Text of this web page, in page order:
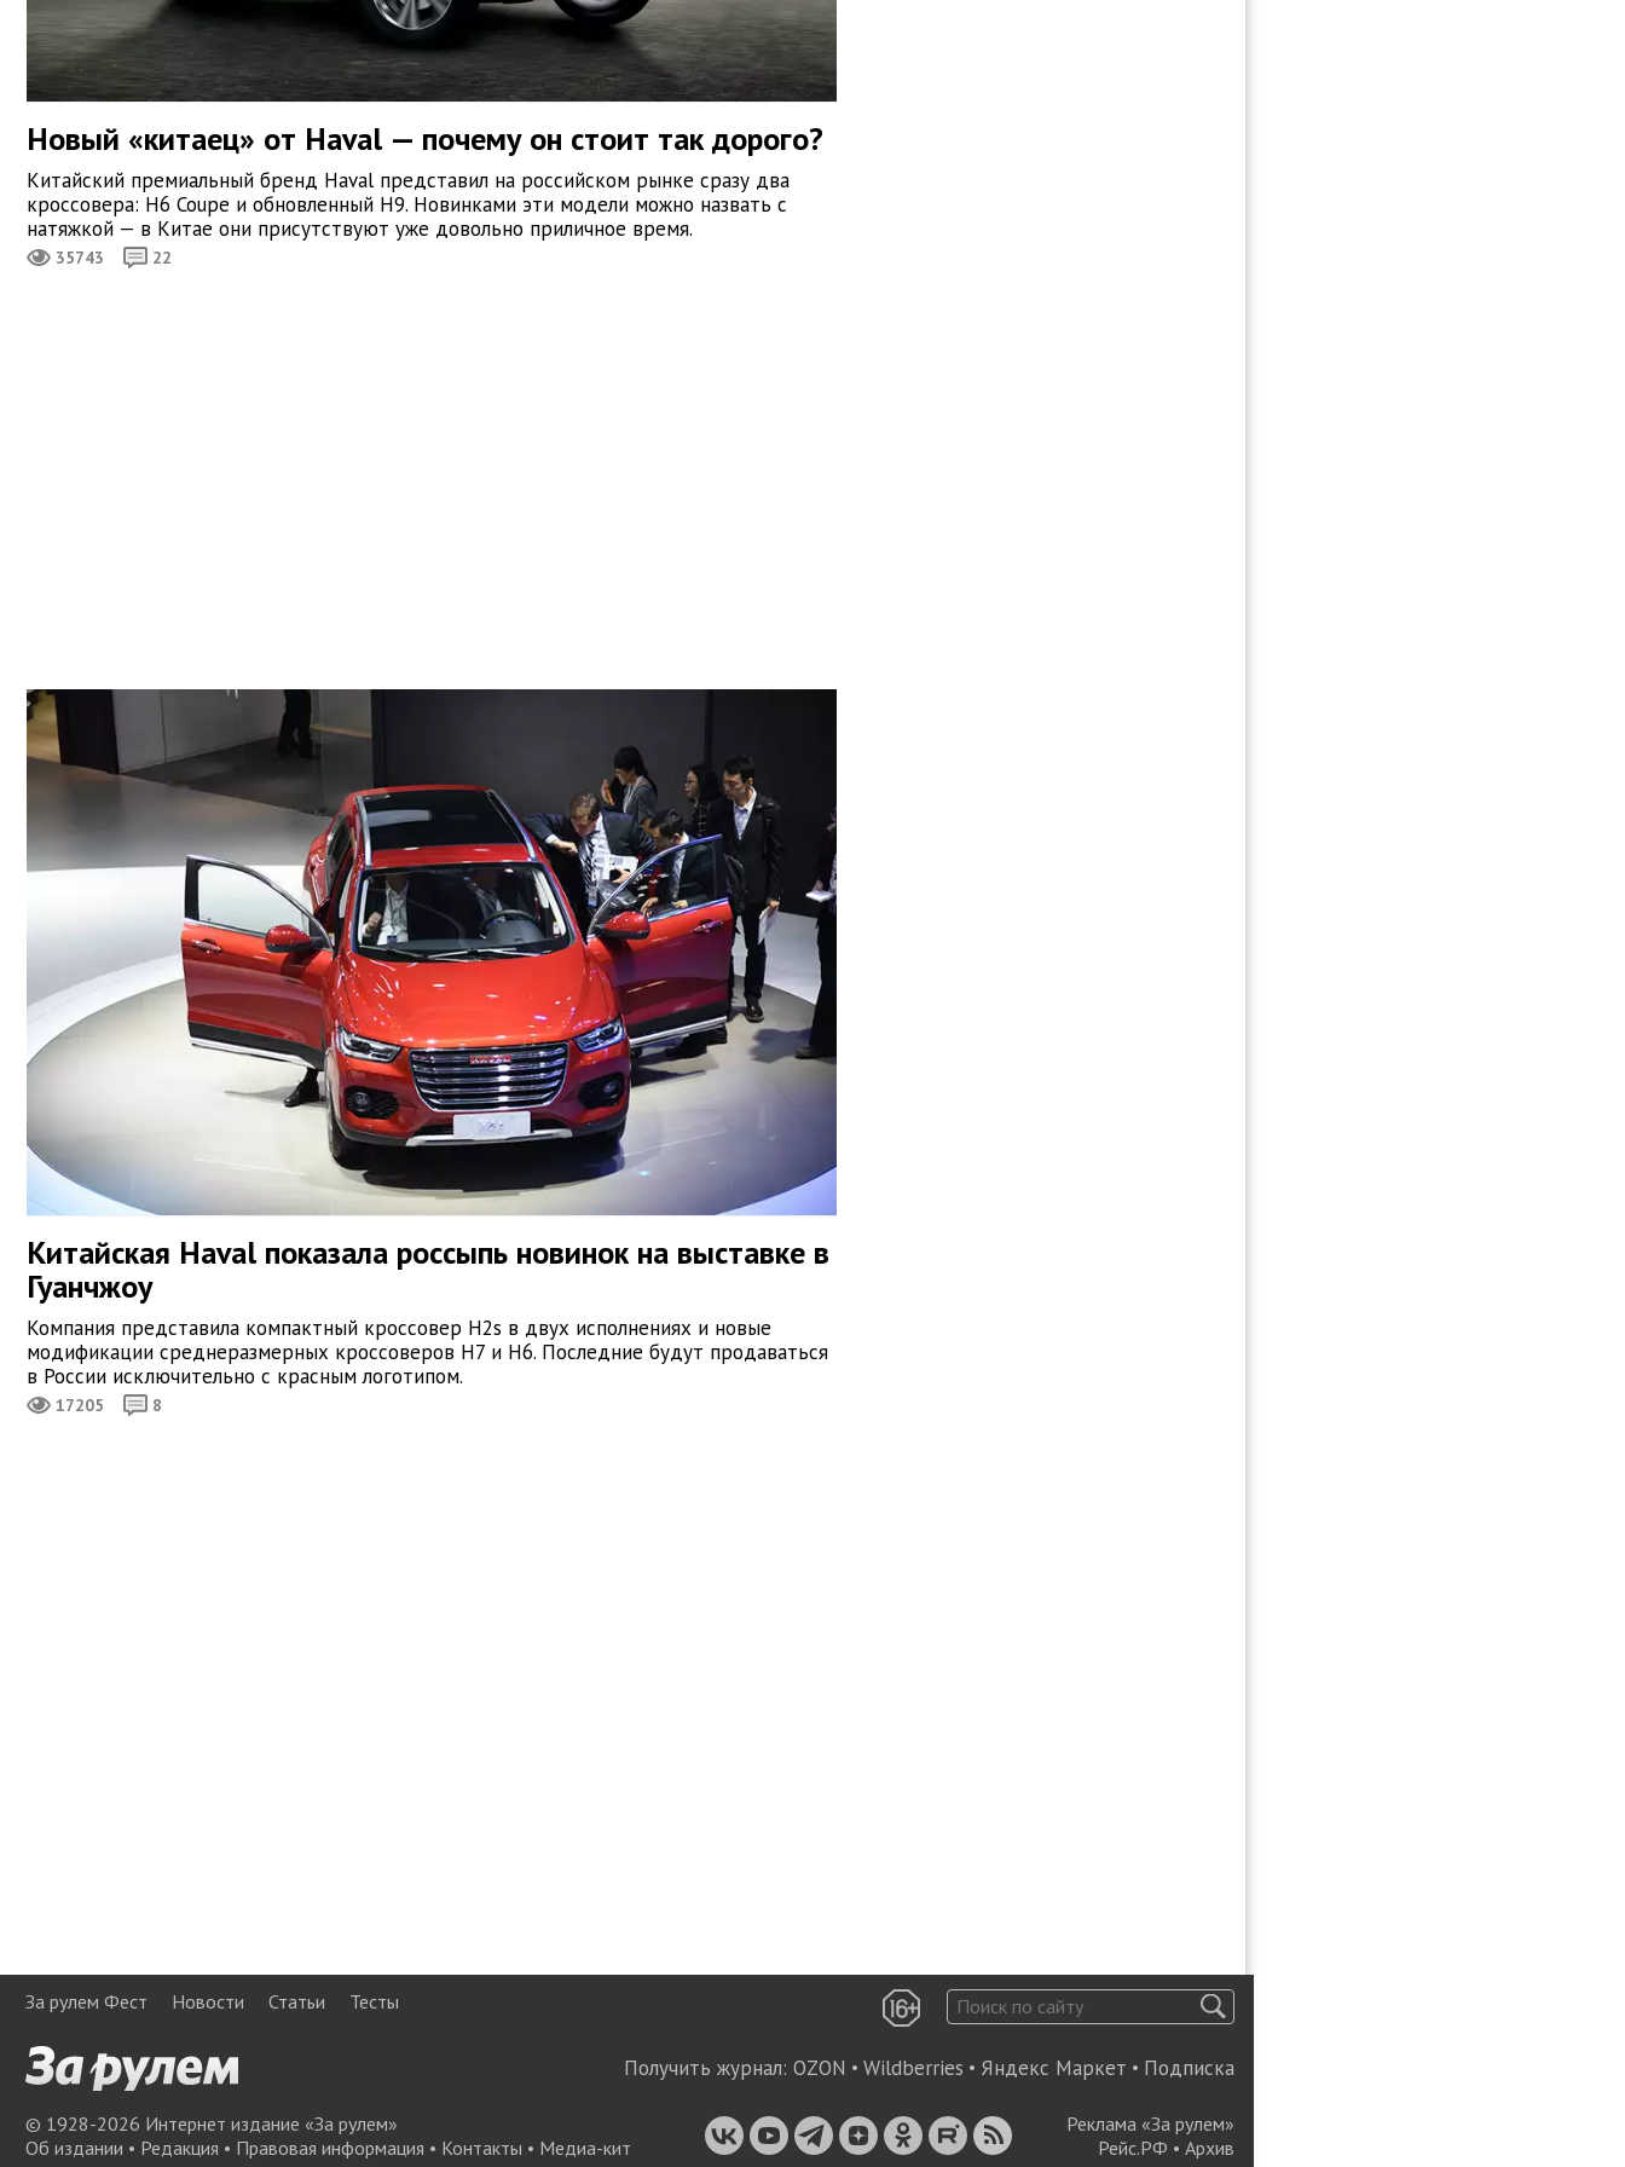
Новый «китаец» от Haval — почему он стоит так дорого?
Китайский премиальный бренд Haval представил на российском рынке сразу два
кроссовера: H6 Coupe и обновленный H9. Новинками эти модели можно назвать с
натяжкой — в Китае они присутствуют уже довольно приличное время.
35743 22
Китайская Haval показала россыпь новинок на выставке в
Гуанчжоу
Компания представила компактный кроссовер H2s в двух исполнениях и новые
модификации среднеразмерных кроссоверов H7 и H6. Последние будут продаваться
в России исключительно с красным логотипом.
17205 8
За рулем Фест Новости Статьи Тесты
Получить журнал: OZON • Wildberries • Яндекс Маркет • Подписка
© 1928-2026 Интернет издание «За рулем»
Об издании • Редакция • Правовая информация • Контакты • Медиа-кит
Реклама «За рулем»
Рейс.РФ • Архив